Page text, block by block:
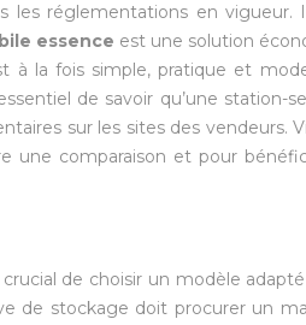
les réglementations en
essence est une solution
la fois simple, pratique et
de savoir qu’une station-
sur les sites des vendeurs.
une comparaison et pour
de choisir un modèle
de stockage doit procurer un